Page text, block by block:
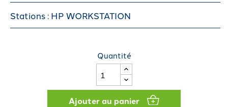
Stations : HP WORKSTATION
Quantité
Ajouter au panier